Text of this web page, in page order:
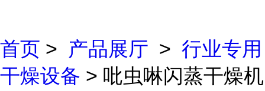
首页 > 产品展厅 > 行业专用
干燥设备 > 吡虫啉闪蒸干燥机